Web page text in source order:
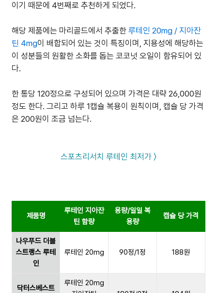
이기 때문에 4번째로 추천하게 되었다.
해당 제품에는 마리골드에서 추출한 루테인 20mg / 지아잔
틴 4mg이 배합되어 있는 것이 특징이며, 지용성에 해당하는
이 성분들의 원활한 소화를 돕는 코코넛 오일이 함유되어 있
다.
한 통당 120정으로 구성되어 있으며 가격은 대략 26,000원
정도 한다. 그리고 하루 1캡슐 복용이 원칙이며, 캡슐 당 가격
은 200원이 조금 넘는다.
스포츠리서치 루테인 최저가 〉
제품명
루테인 지아잔
틴 함량
용량/일일 복
용량
캡슐 당 가격
나우푸드 더블
스트랭스 루테
인
루테인 20mg 90정/1정 188원
닥터스베스트
루테인 20mg